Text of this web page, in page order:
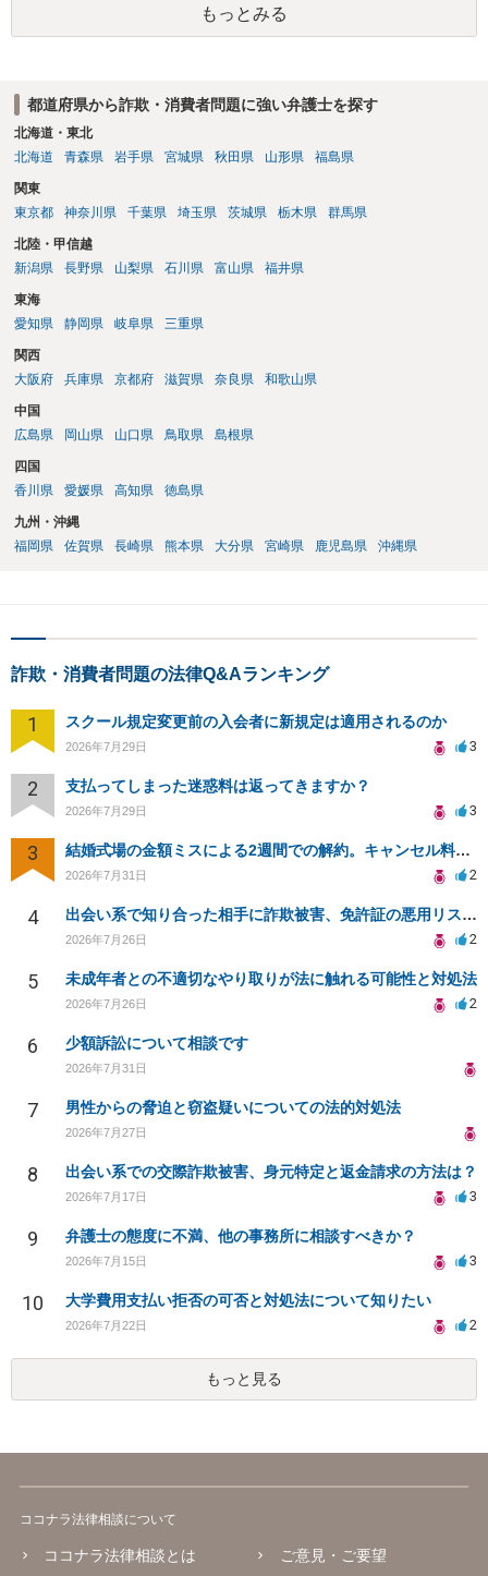
もっとみる
都道府県から詐欺・消費者問題に強い弁護士を探す
北海道・東北
北海道
青森県 岩手県 宮城県 秋田県 山形県 福島県
関東
東京都
神奈川県 千葉県 埼玉県 茨城県 栃木県 群馬県
北陸・甲信越
新潟県
長野県 山梨県 石川県 富山県 福井県
東海
愛知県
静岡県 岐阜県 三重県
関西
大阪府
兵庫県 京都府 滋賀県 奈良県 和歌山県
中国
広島県
岡山県 山口県 鳥取県 島根県
四国
香川県
愛媛県 高知県 徳島県
九州・沖縄
福岡県
佐賀県 長崎県 熊本県 大分県 宮崎県 鹿児島県 沖縄県
詐欺・消費者問題の法律Q&Aランキング
1 スクール規定変更前の入会者に新規定は適用されるのか
2026年7月29日 3
2 支払ってしまった迷惑料は返ってきますか？
2026年7月29日 3
3 結婚式場の金額ミスによる2週間での解約。キャンセル料10万円の免除は可能か。
2026年7月31日 2
4 出会い系で知り合った相手に詐欺被害、免許証の悪用リスクと対策。
2026年7月26日 2
5 未成年者との不適切なやり取りが法に触れる可能性と対処法
2026年7月26日 2
6 少額訴訟について相談です
2026年7月31日
7 男性からの脅迫と窃盗疑いについての法的対処法
2026年7月27日
8 出会い系での交際詐欺被害、身元特定と返金請求の方法は？
2026年7月17日 3
9 弁護士の態度に不満、他の事務所に相談すべきか？
2026年7月15日 3
10 大学費用支払い拒否の可否と対処法について知りたい
2026年7月22日 2
もっと見る
ココナラ法律相談について
ココナラ法律相談とは
ご意見・ご要望